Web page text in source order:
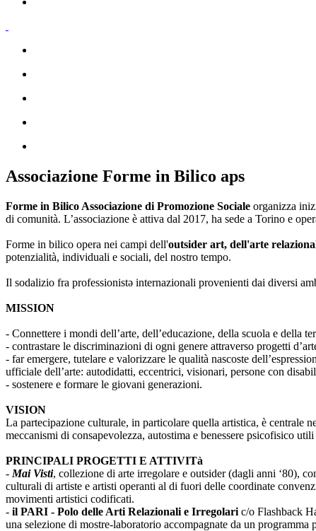
Associazione Forme in Bilico aps
Forme in Bilico Associazione di Promozione Sociale organizza
di comunità. L’associazione è attiva dal 2017, ha sede a Torino e
Forme in bilico opera nei campi dell'outsider art, dell'arte
potenzialità, individuali e sociali, del nostro tempo.
Il sodalizio fra professionistə internazionali provenienti dai diversi
MISSION
- Connettere i mondi dell’arte, dell’educazione, della scuola e della
- contrastare le discriminazioni di ogni genere attraverso progetti
- far emergere, tutelare e valorizzare le qualità nascoste
ufficiale dell’arte: autodidatti, eccentrici, visionari, persone con
- sostenere e formare le giovani generazioni.
VISION
La partecipazione culturale, in particolare quella artistica, è centrale
meccanismi di consapevolezza, autostima e benessere psicofisico
PRINCIPALI PROGETTI E ATTIVITà
- Mai Visti, collezione di arte irregolare e outsider (dagli anni ‘80),
culturali di artiste e artisti operanti al di fuori delle coordinate
movimenti artistici codificati.
- il PARI - Polo delle Arti Relazionali e Irregolari c/o Flashback
una selezione di mostre-laboratorio accompagnate da un